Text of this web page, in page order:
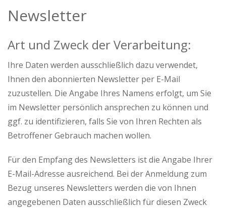
Newsletter
Art und Zweck der Verarbeitung:
Ihre Daten werden ausschließlich dazu verwendet,
Ihnen den abonnierten Newsletter per E-Mail
zuzustellen. Die Angabe Ihres Namens erfolgt, um Sie
im Newsletter persönlich ansprechen zu können und
ggf. zu identifizieren, falls Sie von Ihren Rechten als
Betroffener Gebrauch machen wollen.
Für den Empfang des Newsletters ist die Angabe Ihrer
E-Mail-Adresse ausreichend. Bei der Anmeldung zum
Bezug unseres Newsletters werden die von Ihnen
angegebenen Daten ausschließlich für diesen Zweck